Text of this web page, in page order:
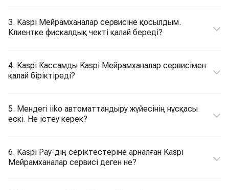
3. Kaspi Мейрамханалар сервисіне қосылдым.
Клиентке фискалдық чекті қалай береді?
4. Kaspi Кассамды Kaspi Мейрамханалар сервисімен
қалай біріктіреді?
5. Мендегі iiko автоматтандыру жүйесінің нұсқасы
ескі. Не істеу керек?
6. Kaspi Pay-дің серіктестеріне арналған Kaspi
Мейрамханалар сервисі деген не?